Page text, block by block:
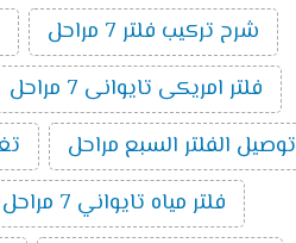
شرح تركيب فلتر 7 مراحل
فلتر امريكى تايوانى 7 مراحل
توصيل الفلتر السبع مراحل
فلتر مياه تايواني 7 مراحل